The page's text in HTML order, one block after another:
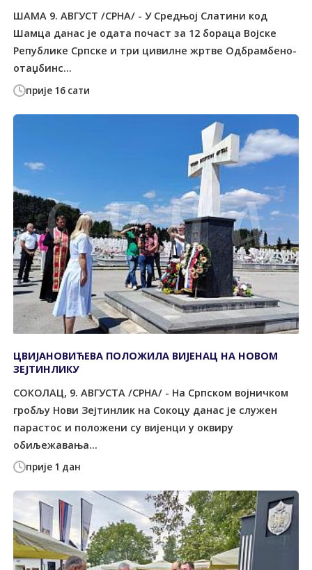
прије 16 сати
ШАМА 9. АВГУСT /СРНА/ - У Средњој Слатини код
Шамца данас је одата почаст за 12 бораца Војске
Републике Српске и три цивилне жртве Одбрамбено-
отаџбинс...
прије 1 дан
ЦВИЈАНОВИЋЕВА ПОЛОЖИЛА ВИЈЕНАЦ НА НОВОМ
ЗЕЈТИНЛИКУ
СОКОЛАЦ, 9. АВГУСТА /СРНА/ - На Српском војничком
гробљу Нови Зејтинлик на Сокоцу данас је служен
парастос и положени су вијенци у оквиру
обиљежавања...